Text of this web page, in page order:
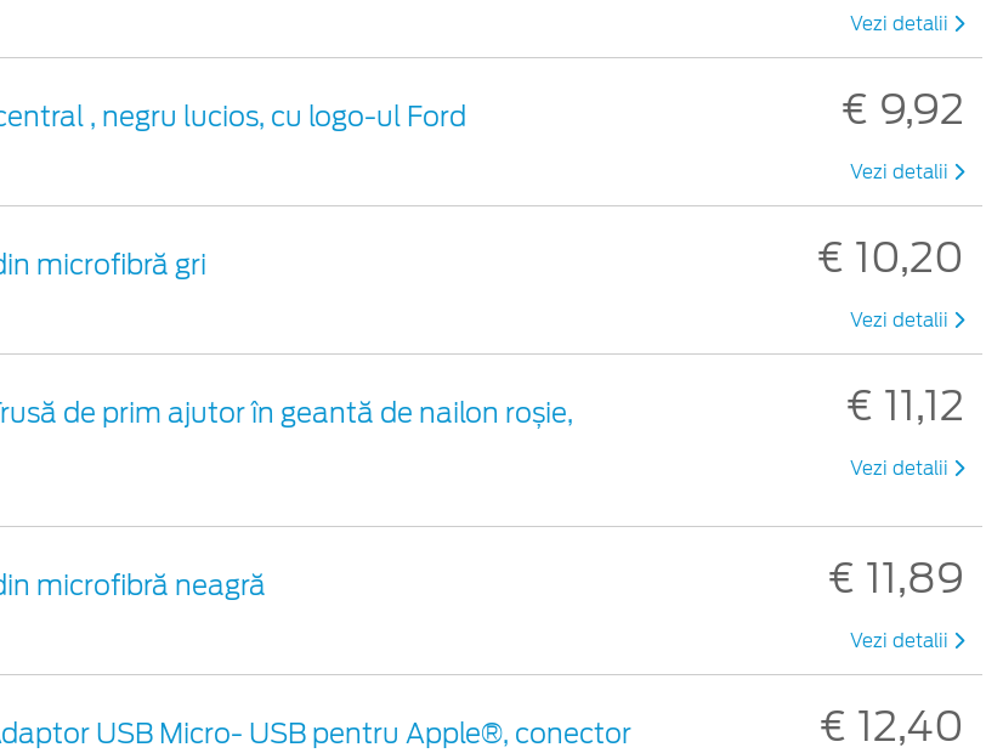
Vezi detalii
, negru lucios, cu logo-ul Ford € 9,92
Vezi detalii
microfibră gri € 10,20
Vezi detalii
de prim ajutor în geantă de nailon roșie,
€ 11,12
Vezi detalii
microfibră neagră € 11,89
Vezi detalii
USB Micro- USB pentru Apple®, conector
€ 12,40